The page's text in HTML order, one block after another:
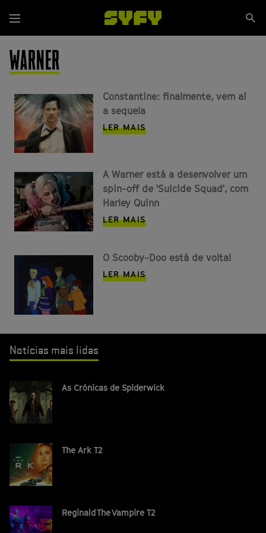
para
o
conteúdo
principal
Menu
WARNER
Constantine: finalmente, vem aí
a sequela
LER MAIS
A Warner está a desenvolver um
spin-off de 'Suicide Squad', com
Harley Quinn
LER MAIS
O Scooby-Doo está de volta!
LER MAIS
Notícias mais lidas
As Crónicas de Spiderwick
The Ark T2
Reginald The Vampire T2